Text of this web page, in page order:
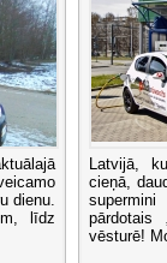
dienu.
līdz
Latvijā,
cieņā,
pārdotais
vēsturē!